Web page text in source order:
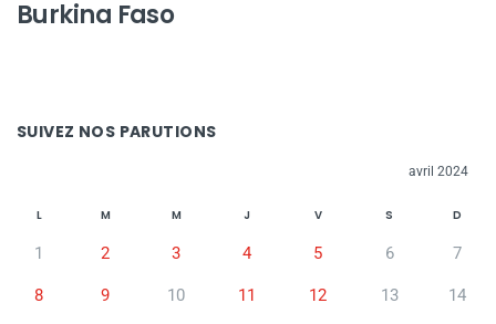
Burkina Faso
SUIVEZ NOS PARUTIONS
avril 2024
L M M J V S D
1 2 3 4 5 6 7
8 9 10 11 12 13 14